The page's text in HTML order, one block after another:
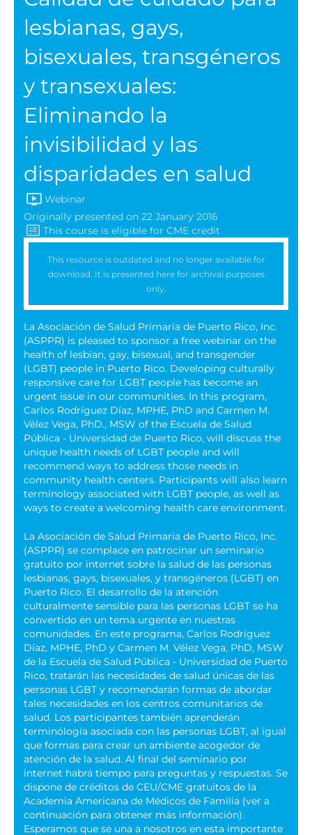
lesbianas, gays,
bisexuales, transgéneros
y transexuales:
Eliminando la
invisibilidad y las
disparidades en salud
Webinar
Originally presented on 22 January 2016
This resource is outdated and no longer available for
download. It is presented here for archival purposes
only.
La Asociación de Salud Primaria de Puerto Rico, Inc.
(ASPPR) is pleased to sponsor a free webinar on the
health of lesbian, gay, bisexual, and transgender
(LGBT) people in Puerto Rico. Developing culturally
responsive care for LGBT people has become an
urgent issue in our communities. In this program,
Carlos Rodríguez Díaz, MPHE, PhD and Carmen M.
Vélez Vega, PhD., MSW of the Escuela de Salud
Pública - Universidad de Puerto Rico, will discuss the
unique health needs of LGBT people and will
recommend ways to address those needs in
community health centers. Participants will also learn
terminology associated with LGBT people, as well as
ways to create a welcoming health care environment.
La Asociación de Salud Primaria de Puerto Rico, Inc.
(ASPPR) se complace en patrocinar un seminario
gratuito por internet sobre la salud de las personas
lesbianas, gays, bisexuales, y transgéneros (LGBT) en
Puerto Rico. El desarrollo de la atención
culturalmente sensible para las personas LGBT se ha
convertido en un tema urgente en nuestras
comunidades. En este programa, Carlos Rodríguez
Díaz, MPHE, PhD y Carmen M. Vélez Vega, PhD, MSW
de la Escuela de Salud Pública - Universidad de Puerto
Rico, tratarán las necesidades de salud únicas de las
personas LGBT y recomendarán formas de abordar
tales necesidades en los centros comunitarios de
salud. Los participantes también aprenderán
terminología asociada con las personas LGBT, al igual
que formas para crear un ambiente acogedor de
atención de la salud. Al final del seminario por
internet habrá tiempo para preguntas y respuestas. Se
dispone de créditos de CEU/CME gratuitos de la
Academia Americana de Médicos de Familia (ver a
continuación para obtener más información).
Esperamos que se una a nosotros en esta importante